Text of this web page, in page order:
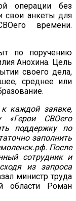
операции без
свои анкеты для
времени.
по поручению
Анохина. Цель
своего дела,
среднее или
каждой заявке,
«Герои СВОего
поддержку по
заполнить
После
сотрудник и
из запроса
министр труда
области Роман